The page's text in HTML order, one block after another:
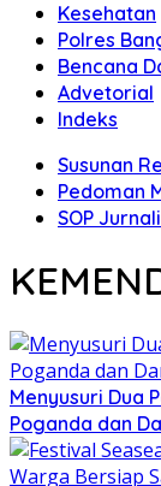
Kesehatan
Polres
Bencana
Advetorial
Indeks
Susunan
Pedoman
SOP
Menyusuri Dua
Poganda dan